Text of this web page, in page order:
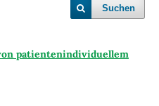
Suchen
patientenindividuellem